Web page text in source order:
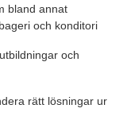
bland annat
och konditori
och
rätt lösningar ur